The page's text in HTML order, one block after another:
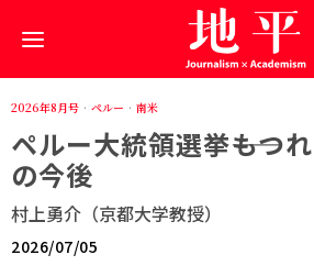
2026年8月号 · ペルー · 南米
ペルー大統領選挙――もつ
の今後
村上勇介（京都大学教授）
2026/07/05